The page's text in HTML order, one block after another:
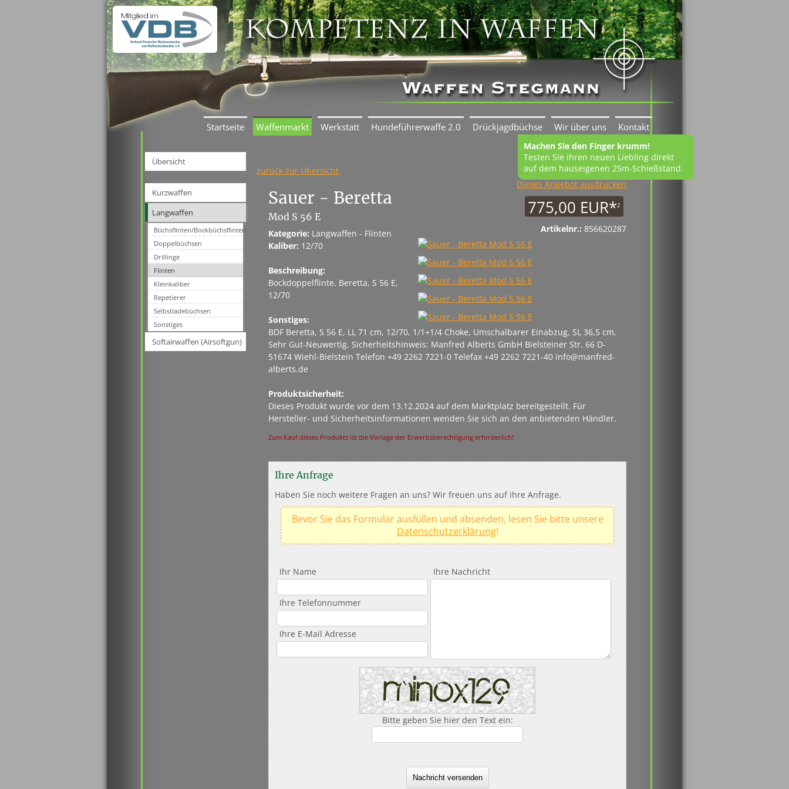
Startseite Waffenmarkt Werkstatt Hundeführerwaffe 2.0 Drückjagdbüchse Wir über uns Kontakt
Machen Sie den Finger krumm!
Testen Sie ihren neuen Liebling direkt
auf dem hauseigenen 25m-Schießstand.
Übersicht
Kurzwaffen
Langwaffen
Büchsflinten/Bockbüchsflinten
Doppelbüchsen
Drillinge
Flinten
Kleinkaliber
Repetierer
Selbstladebüchsen
Sonstiges
Softairwaffen (Airsoftgun)
zurück zur Übersicht
Dieses Angebot ausdrucken
775,00 EUR*2
Artikelnr.: 856620287
Sauer - Beretta
Mod S 56 E
Kategorie: Langwaffen - Flinten
Kaliber: 12/70
Beschreibung:
Bockdoppelflinte, Beretta, S 56 E,
12/70
Sonstiges:
BDF Beretta, S 56 E, LL 71 cm, 12/70, 1/1+1/4 Choke, Umschalbarer Einabzug, SL 36,5 cm,
Sehr Gut-Neuwertig. Sicherheitshinweis: Manfred Alberts GmbH Bielsteiner Str. 66 D-
51674 Wiehl-Bielstein Telefon +49 2262 7221-0 Telefax +49 2262 7221-40 info@manfred-
alberts.de
Produktsicherheit:
Dieses Produkt wurde vor dem 13.12.2024 auf dem Marktplatz bereitgestellt. Für
Hersteller- und Sicherheitsinformationen wenden Sie sich an den anbietenden Händler.
Zum Kauf dieses Produkts ist die Vorlage der Erwerbsberechtigung erforderlich!
Ihre Anfrage
Haben Sie noch weitere Fragen an uns? Wir freuen uns auf ihre Anfrage.
Bevor Sie das Formular ausfüllen und absenden, lesen Sie bitte unsere
Datenschutzerklärung!
Ihr Name
Ihre Telefonnummer
Ihre E-Mail Adresse
Ihre Nachricht
Bitte geben Sie hier den Text ein:
Nachricht versenden